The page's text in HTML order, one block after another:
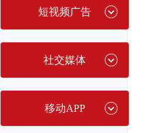
短视频广告
社交媒体
移动APP